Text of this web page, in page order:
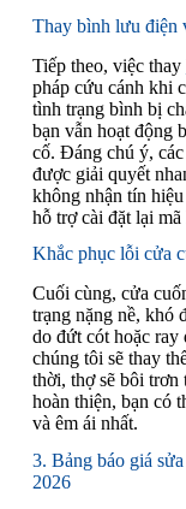
Thay bình lưu điện
Tiếp theo, việc thay
pháp cứu cánh khi
tình trạng bình bị
bạn vẫn hoạt động
cố. Đáng chú ý,
được giải quyết
không nhận tín
hỗ trợ cài đặt lại
Khắc phục lỗi cửa
Cuối cùng, cửa
trạng nặng nề, khó
do đứt cót hoặc ray
chúng tôi sẽ thay
thời, thợ sẽ bôi trơn
hoàn thiện, bạn có
và êm ái nhất.
3. Bảng báo giá
2026